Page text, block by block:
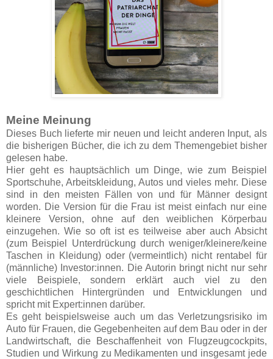
Meine Meinung
Dieses Buch lieferte mir neuen und leicht anderen Input, als
die bisherigen Bücher, die ich zu dem Themengebiet bisher
gelesen habe.
Hier geht es hauptsächlich um Dinge, wie zum Beispiel
Sportschuhe, Arbeitskleidung, Autos und vieles mehr. Diese
sind in den meisten Fällen von und für Männer designt
worden. Die Version für die Frau ist meist einfach nur eine
kleinere Version, ohne auf den weiblichen Körperbau
einzugehen. Wie so oft ist es teilweise aber auch Absicht
(zum Beispiel Unterdrückung durch weniger/kleinere/keine
Taschen in Kleidung) oder (vermeintlich) nicht rentabel für
(männliche) Investor:innen. Die Autorin bringt nicht nur sehr
viele Beispiele, sondern erklärt auch viel zu den
geschichtlichen Hintergründen und Entwicklungen und
spricht mit Expert:innen darüber.
Es geht beispielsweise auch um das Verletzungsrisiko im
Auto für Frauen, die Gegebenheiten auf dem Bau oder in der
Landwirtschaft, die Beschaffenheit von Flugzeugcockpits,
Studien und Wirkung zu Medikamenten und insgesamt jede